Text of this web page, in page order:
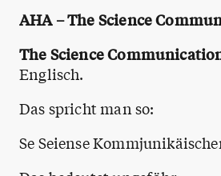
AHA – The Science
The Science
Englisch.
Das spricht man so:
Se Seiense